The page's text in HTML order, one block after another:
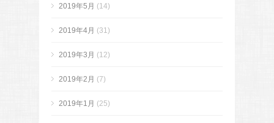
2019年5月 (14)
2019年4月 (31)
2019年3月 (12)
2019年2月 (7)
2019年1月 (25)